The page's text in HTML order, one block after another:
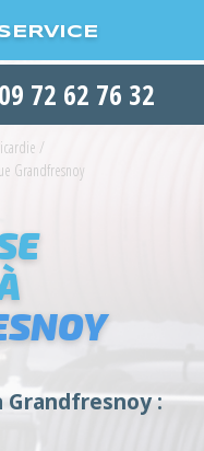
09 72 62 76 32
/
Grandfresnoy
Grandfresnoy :